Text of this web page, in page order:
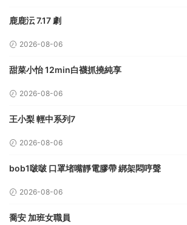
鹿鹿沄 7.17 劇
2026-08-06
甜菜小怡 12min白襪抓撓純享
2026-08-06
王小梨 輕中系列7
2026-08-06
bob1啵啵 口罩堵嘴靜電膠帶 綁架悶哼聲
2026-08-06
喬安 加班女職員